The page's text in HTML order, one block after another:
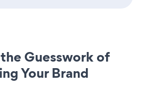
Guesswork of
Your Brand